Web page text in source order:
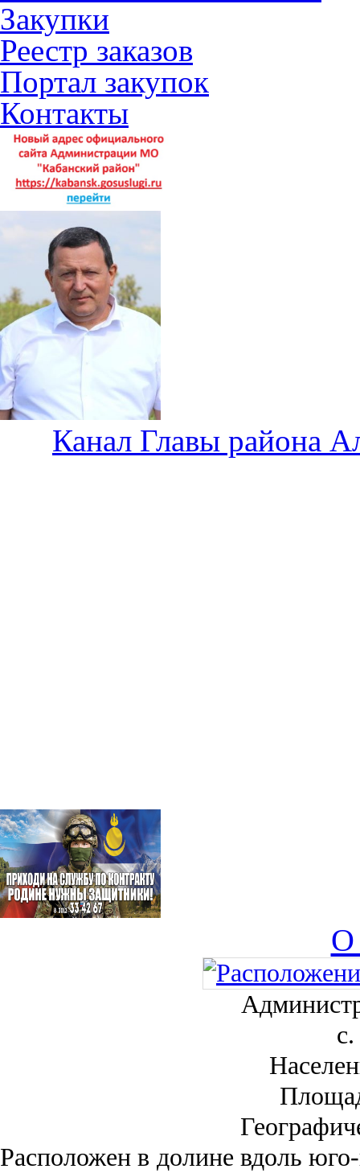
Закупки
Реестр заказов
Портал закупок
Контакты
Канал Главы района
О
Рас­положен в долине вдоль